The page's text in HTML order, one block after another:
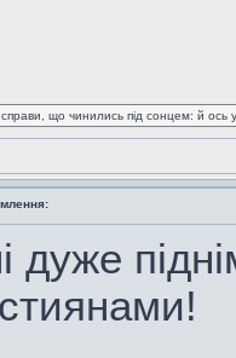
справи, що чинились під сонцем: й ось
дуже